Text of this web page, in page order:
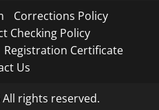
Corrections Policy
Checking Policy
Registration Certificate
Us
rights reserved.